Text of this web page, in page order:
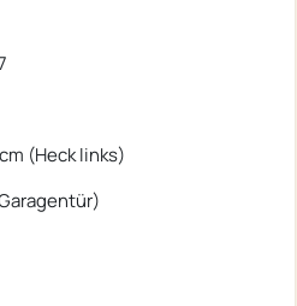
(Heck links)